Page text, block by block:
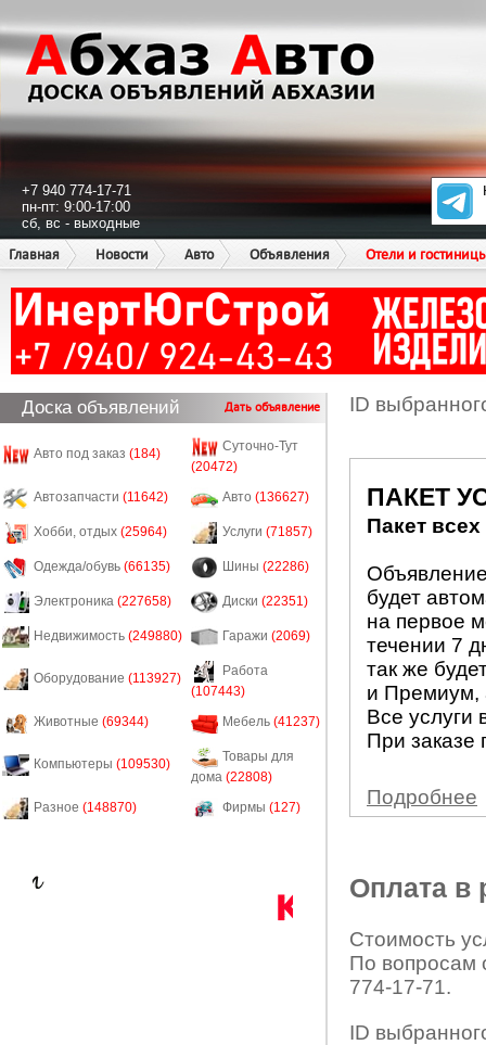
+7 940 774-17-71
пн-пт: 9:00-17:00
сб, вс - выходные
Главная
Новости Авто Объявления Отели и
Доска объявлений Дать объявление
Авто под заказ (184)
Суточно-Тут
(20472)
Автозапчасти (11642) Авто (136627)
Хобби, отдых (25964) Услуги (71857)
Одежда/обувь (66135) Шины (22286)
Электроника (227658) Диски (22351)
Недвижимость (249880) Гаражи (2069)
Оборудование (113927)
Работа
(107443)
Животные (69344) Мебель (41237)
Компьютеры (109530)
Товары для
дома (22808)
Разное (148870) Фирмы (127)
ID
ПАКЕТ
Пакет
будет
на первое
течении 7
так же
и Премиум,
Все услуги
При заказе
Подробнее
Оплата в
Стоимость
По вопросам
774-17-71.
ID